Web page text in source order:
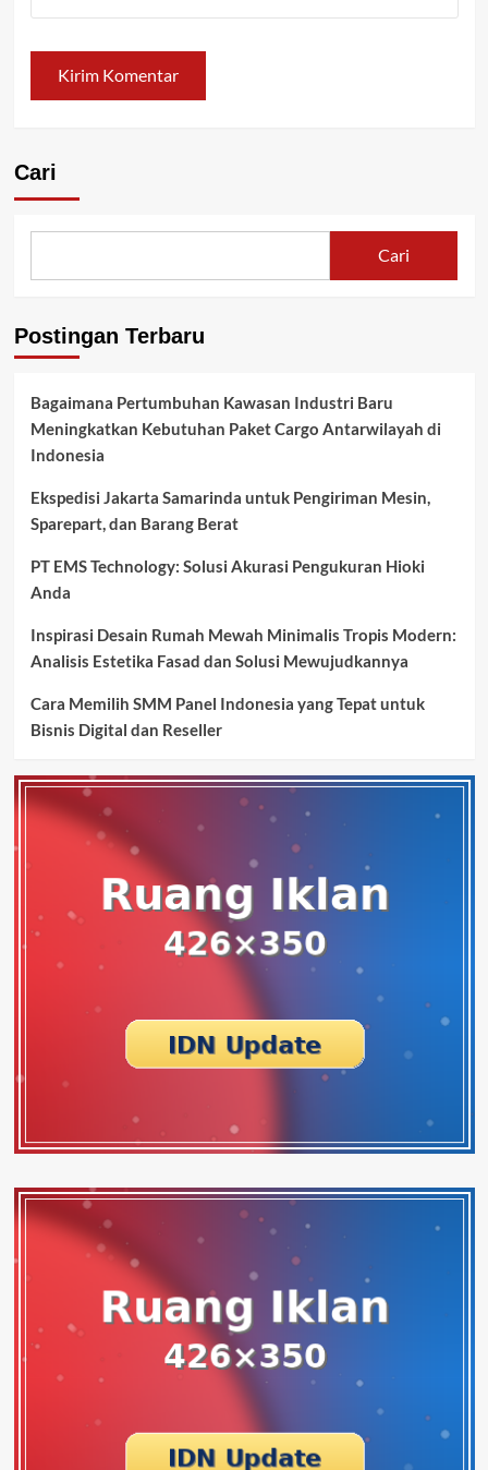
Cari
Cari
Postingan Terbaru
Bagaimana Pertumbuhan Kawasan Industri Baru
Meningkatkan Kebutuhan Paket Cargo Antarwilayah di
Indonesia
Ekspedisi Jakarta Samarinda untuk Pengiriman Mesin,
Sparepart, dan Barang Berat
PT EMS Technology: Solusi Akurasi Pengukuran Hioki
Anda
Inspirasi Desain Rumah Mewah Minimalis Tropis Modern:
Analisis Estetika Fasad dan Solusi Mewujudkannya
Cara Memilih SMM Panel Indonesia yang Tepat untuk
Bisnis Digital dan Reseller